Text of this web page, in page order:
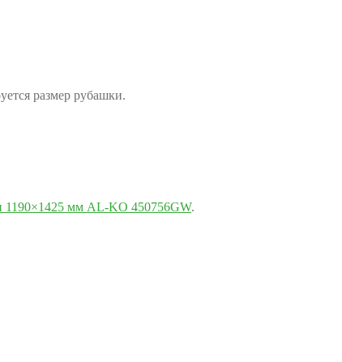
размер рубашки.
1190×1425 мм AL-KO 450756GW.